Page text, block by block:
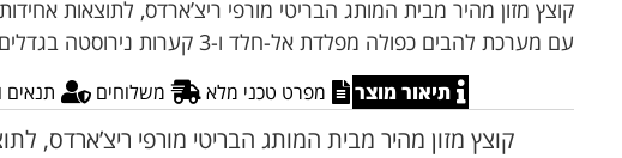
קוצץ מזון מהיר מבית המותג הבריטי מורפי ריצ’ארדס, לתוצאות
עם מערכת להבים כפולה מפלדת אל-חלד ו-3 קערות נירוסטה בגדלים שונים,
תיאור מוצר מפרט טכני מלא משלוחים תנאים
קוצץ מזון מהיר מבית המותג הבריטי מורפי ריצ’ארדס,